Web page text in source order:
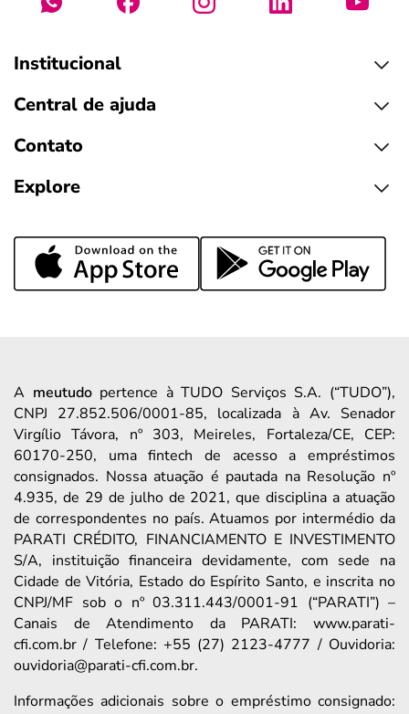
Institucional
Central de ajuda
Contato
Explore
A meutudopertence à TUDO Serviços S.A. (“TUDO”),
CNPJ 27.852.506/0001-85, localizada à Av. Senador
Virgílio Távora, nº 303, Meireles, Fortaleza/CE, CEP:
60170-250, uma fintech de acesso a empréstimos
consignados. Nossa atuação é pautada na Resolução nº
4.935, de 29 de julho de 2021, que disciplina a atuação
de correspondentes no país. Atuamos por intermédio da
PARATI CRÉDITO, FINANCIAMENTO E INVESTIMENTO
S/A, instituição financeira devidamente, com sede na
Cidade de Vitória, Estado do Espírito Santo, e inscrita no
CNPJ/MF sob o nº 03.311.443/0001-91 (“PARATI”) –
Canais de Atendimento da PARATI: www.parati-
cfi.com.br / Telefone: +55 (27) 2123-4777 / Ouvidoria:
ouvidoria@parati-cfi.com.br.
Informações adicionais sobre o empréstimo consignado: